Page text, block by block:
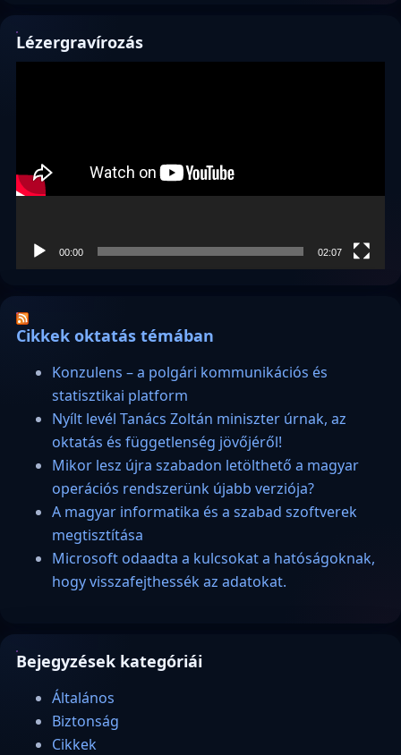
Lézergravírozás
00:00 02:07
Cikkek oktatás témában
Konzulens – a polgári kommunikációs és
statisztikai platform
Nyílt levél Tanács Zoltán miniszter úrnak, az
oktatás és függetlenség jövőjéről!
Mikor lesz újra szabadon letölthető a magyar
operációs rendszerünk újabb verziója?
A magyar informatika és a szabad szoftverek
megtisztítása
Microsoft odaadta a kulcsokat a hatóságoknak,
hogy visszafejthessék az adatokat.
Bejegyzések kategóriái
Általános
Biztonság
Cikkek